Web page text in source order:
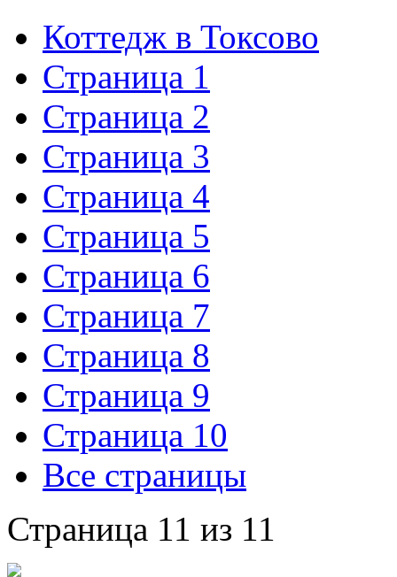
Коттедж в Токсово
Страница 1
Страница 2
Страница 3
Страница 4
Страница 5
Страница 6
Страница 7
Страница 8
Страница 9
Страница 10
Все страницы
Страница 11 из 11